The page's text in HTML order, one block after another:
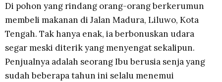
Di pohon yang rindang orang-orang berkerumun
membeli makanan di Jalan Madura, Liluwo, Kota
Tengah. Tak hanya enak, ia berbonuskan udara
segar meski diterik yang menyengat sekalipun.
Penjualnya adalah seorang Ibu berusia senja yang
sudah beberapa tahun ini selalu menemui